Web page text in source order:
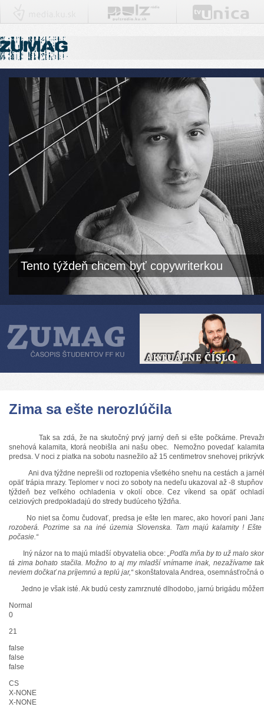
Tento týždeň chcem byť copywriterkou
Zima sa ešte nerozlúčila
Tak sa zdá, že na skutočný prvý jarný deň si ešte počkáme.
snehová kalamita, ktorá neobišla ani našu obec. Nemožno povedať
predsa. V noci z piatka na sobotu nasnežilo až 15 centimetrov snehovej
Ani dva týždne neprešli od roztopenia všetkého snehu na cestách a
opäť trápia mrazy. Teplomer v noci zo soboty na nedeľu ukazoval až -8
týždeň bez veľkého ochladenia v okolí obce. Cez víkend sa opäť
celziových predpokladajú do stredy budúceho týždňa.
No niet sa čomu čudovať, predsa je ešte len marec, ako hovorí pani
rozoberá. Pozrime sa na iné územia Slovenska. Tam majú kalamity !
počasie.“
Iný názor na to majú mladší obyvatelia obce: „Podľa mňa by to už malo
tá zima bohato stačila. Možno to aj my mladší vnímame inak, nezažívame
neviem dočkať na príjemnú a teplú jar,“skonštatovala Andrea, osemnásťročná
Jedno je však isté. Ak budú cesty zamrznuté dlhodobo, jarnú brigádu
Normal
0
21
false
false
false
CS
X-NONE
X-NONE